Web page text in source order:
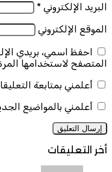
البريد الإلكتروني *
الموقع الإلكتروني
احفظ اسمي، بريدي
المتصفح لاستخدامها
أعلمني بمتابعة
أعلمني بالمواضيع
أخر التعليقات